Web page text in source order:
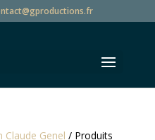
Claude Genel / Produits